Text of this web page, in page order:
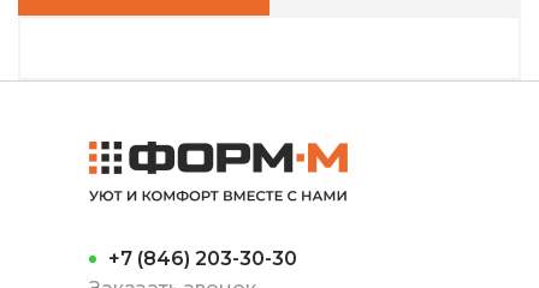
+7 (846) 203-30-30